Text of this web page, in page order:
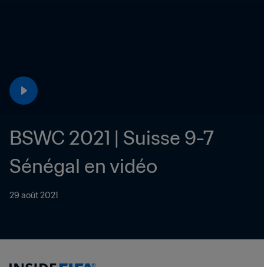
BSWC 2021 | Suisse 9-7
Sénégal en vidéo
29 août 2021